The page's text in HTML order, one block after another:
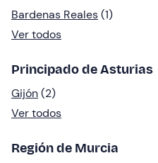
Bardenas Reales(1)
Ver todos
Principado de Asturias
Gijón(2)
Ver todos
Región de Murcia